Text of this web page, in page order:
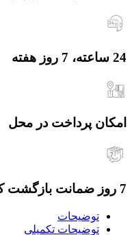
24 ساعته، 7 روز هفته
امکان پرداخت در محل
7 روز ضمانت بازگشت کالا
توضیحات
توضیحات تکمیلی